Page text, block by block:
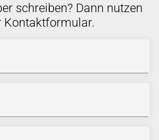
schreiben? Dann nutzen
Kontaktformular.